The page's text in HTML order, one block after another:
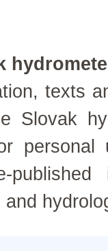
texts
Slovak
personal
and